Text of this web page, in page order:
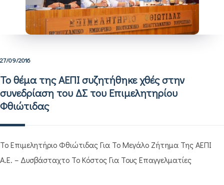
27/09/2016
Το θέμα της ΑΕΠΙ συζητήθηκε χθές στην
συνεδρίαση του ΔΣ του Επιμελητηρίου
Φθιώτιδας
Το Επιμελητήριο Φθιώτιδας Για Το Μεγάλο Ζήτημα Της ΑΕΠΙ
Α.Ε. – Δυσβάσταχτο Το Κόστος Για Τους Επαγγελματίες